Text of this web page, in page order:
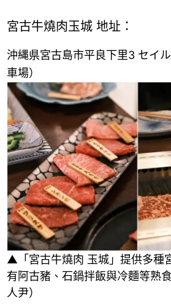
宮古牛燒肉玉城 地址：
沖縄県宮古島市平良下里3 セイ
車場）
▲「宮古牛燒肉 玉城」提供多種
有阿古豬、石鍋拌飯與冷麵等熟
人尹）